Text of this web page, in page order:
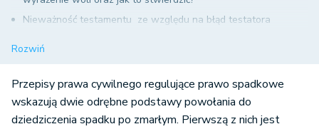
Nieważność testamentu ze względu na błąd testatora
Inne podstawy nieważności testamentu
Nieważność testamentu wspólnego
Nieważność testamentu ze względu na brak zdolności do
Rozwiń
Przepisy prawa cywilnego regulujące prawo spadkowe
wskazują dwie odrębne podstawy powołania do
dziedziczenia spadku po zmarłym. Pierwszą z nich jest